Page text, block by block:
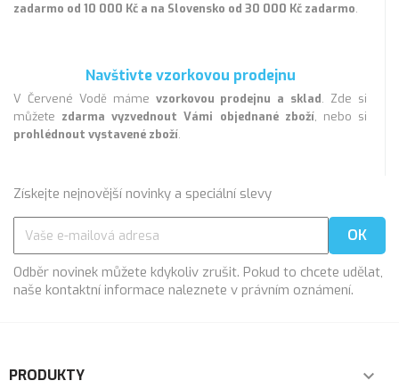
zadarmo od 10 000 Kč a na Slovensko od 30 000 Kč zadarmo.
Navštivte vzorkovou prodejnu
V Červené Vodě máme vzorkovou prodejnu a sklad. Zde si
můžete zdarma vyzvednout Vámi objednané zboží, nebo si
prohlédnout vystavené zboží.
Získejte nejnovější novinky a speciální slevy
Odběr novinek můžete kdykoliv zrušit. Pokud to chcete udělat,
naše kontaktní informace naleznete v právním oznámení.
PRODUKTY 